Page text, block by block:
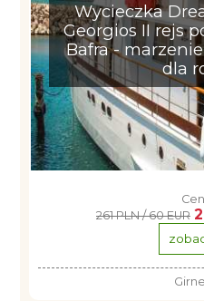
Wycieczka
Georgios II rejs
Bafra -
dla
261 PLN / 60 EUR